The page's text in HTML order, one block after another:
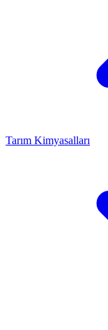
Tarım Kimyasalları